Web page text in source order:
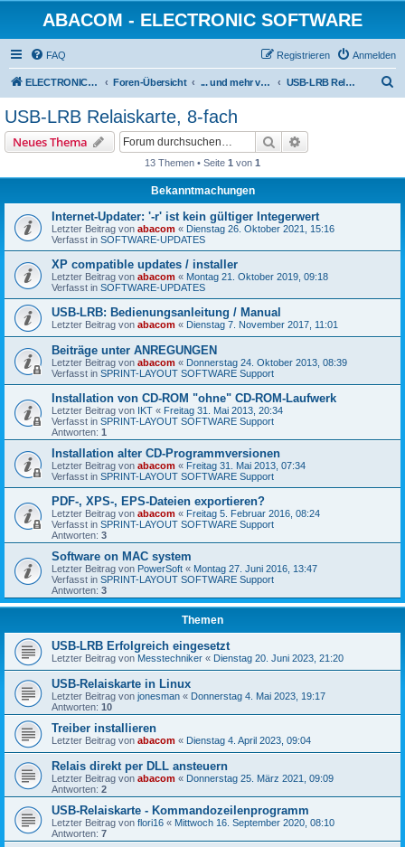
ABACOM - ELECTRONIC SOFTWARE
FAQ Anmelden
Registrieren
ELECTRONIC-SOFWARE-SHOP Foren-Übersicht ... und mehr von www.electronic-software-shop.com USB-LRB Relaiskarte, 8-fach
USB-LRB Relaiskarte, 8-fach
Neues Thema Suche
13 Themen • Seite 1 von 1
Bekanntmachungen
Internet-Updater: '-r' ist kein gültiger Integerwert
Letzter Beitrag von abacom « Dienstag 26. Oktober 2021, 15:16
Verfasst in SOFTWARE-UPDATES
XP compatible updates / installer
Letzter Beitrag von abacom « Montag 21. Oktober 2019, 09:18
Verfasst in SOFTWARE-UPDATES
USB-LRB: Bedienungsanleitung / Manual
Letzter Beitrag von abacom « Dienstag 7. November 2017, 11:01
Beiträge unter ANREGUNGEN
Letzter Beitrag von abacom « Donnerstag 24. Oktober 2013, 08:39
Verfasst in SPRINT-LAYOUT SOFTWARE Support
Installation von CD-ROM "ohne" CD-ROM-Laufwerk
Letzter Beitrag von IKT « Freitag 31. Mai 2013, 20:34
Verfasst in SPRINT-LAYOUT SOFTWARE Support
Antworten: 1
Installation alter CD-Programmversionen
Letzter Beitrag von abacom « Freitag 31. Mai 2013, 07:34
Verfasst in SPRINT-LAYOUT SOFTWARE Support
PDF-, XPS-, EPS-Dateien exportieren?
Letzter Beitrag von abacom « Freitag 5. Februar 2016, 08:24
Verfasst in SPRINT-LAYOUT SOFTWARE Support
Antworten: 3
Software on MAC system
Letzter Beitrag von PowerSoft « Montag 27. Juni 2016, 13:47
Verfasst in SPRINT-LAYOUT SOFTWARE Support
Antworten: 3
Themen
USB-LRB Erfolgreich eingesetzt
Letzter Beitrag von Messtechniker « Dienstag 20. Juni 2023, 21:20
USB-Relaiskarte in Linux
Letzter Beitrag von jonesman « Donnerstag 4. Mai 2023, 19:17
Antworten: 10
Treiber installieren
Letzter Beitrag von abacom « Dienstag 4. April 2023, 09:04
Relais direkt per DLL ansteuern
Letzter Beitrag von abacom « Donnerstag 25. März 2021, 09:09
Antworten: 2
USB-Relaiskarte - Kommandozeilenprogramm
Letzter Beitrag von flori16 « Mittwoch 16. September 2020, 08:10
Antworten: 7